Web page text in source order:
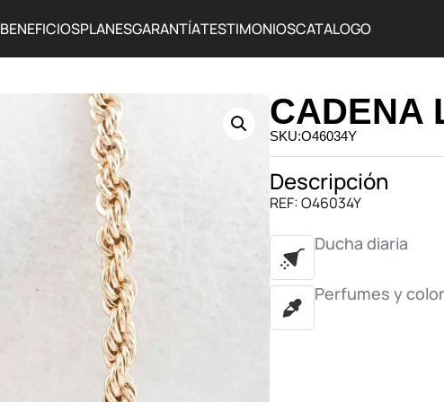
BENEFICIOSPLANESGARANTÍATESTIMONIOSCATALOGO
CADENA
SKU:O46034Y
Descripción
REF: O46034Y
Ducha diaria
Perfumes y